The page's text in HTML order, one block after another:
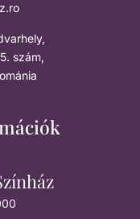
szám,